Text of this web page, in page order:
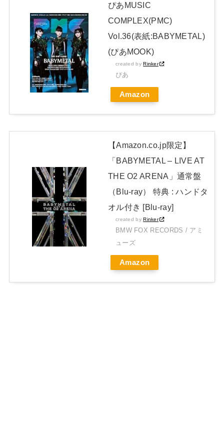
冨里奈央ちゃん、罰ゲームのセミをずっと気にしてたｗ【乃木
坂46】
日本独自企画・限定生産盤「METAL FORTH (DELUXE
JAPAN EDITION)」着弾
【BABYMETAL】METAL FORTH DELUXE JAPAN EDITION
開封レビュー!
ぴあMUSIC
COMPLEX(PMC)
Vol.36(表紙:BABYMETAL)
(ぴあMOOK)
created byRinker
ぴあ
Amazon
【Amazon.co.jp限定】
「BABYMETAL – LIVE AT
THE O2 ARENA」通常盤
（Blu-ray） 特典 : ハンドタ
オル付き [Blu-ray]
created byRinker
BMW FOX RECORDS / アミ
ューズ
Amazon